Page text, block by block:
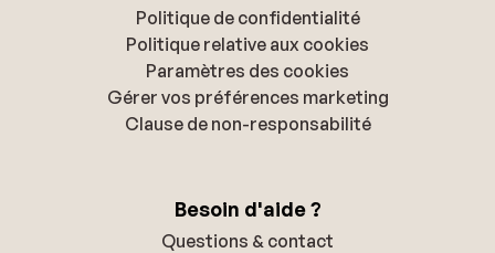
Politique de confidentialité
Politique relative aux cookies
Paramètres des cookies
Gérer vos préférences marketing
Clause de non-responsabilité
Besoin d'aide ?
Questions & contact